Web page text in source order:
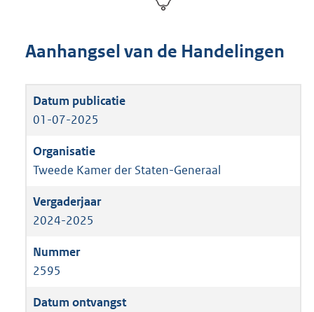
Aanhangsel van de Handelingen
01-07-2025
Tweede Kamer der Staten-Generaal
2024-2025
2595